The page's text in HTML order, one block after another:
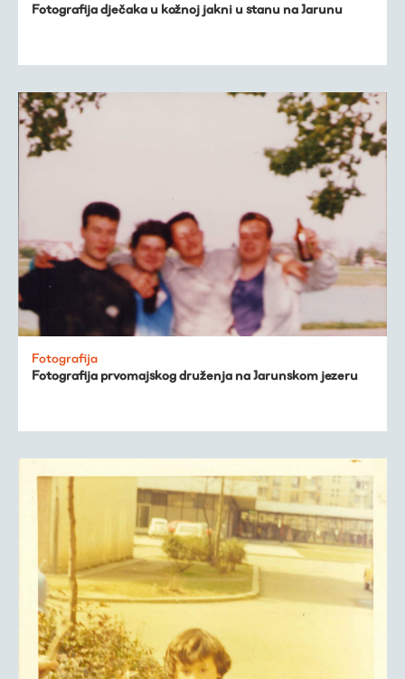
Fotografija dječaka u kožnoj jakni u stanu na Jarunu
Fotografija
Fotografija prvomajskog druženja na Jarunskom jezeru